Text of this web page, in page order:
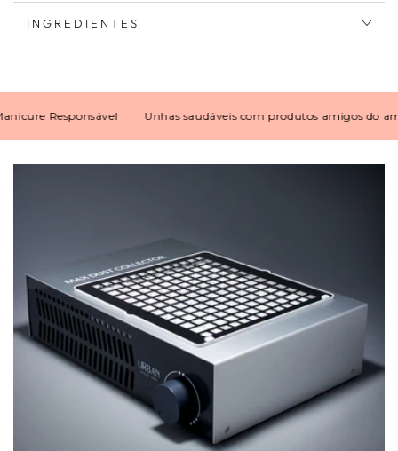
INGREDIENTES
Responsável Unhas saudáveis com produtos amigos do